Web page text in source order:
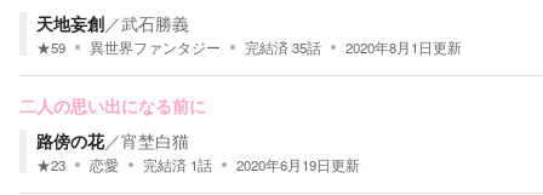
天地妄創／武石勝義
★59 異世界ファンタジー 完結済35話 2020年8月1日更新
二人の思い出になる前に
路傍の花／宵埜白猫
★23 恋愛 完結済 1話 2020年6月19日更新